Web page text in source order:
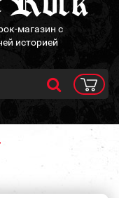
магазин с
историей